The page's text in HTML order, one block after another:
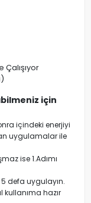
için
içindeki enerjiyi
uygulamalar ile
ise 1.Adımı
defa uygulayın.
kullanıma hazır